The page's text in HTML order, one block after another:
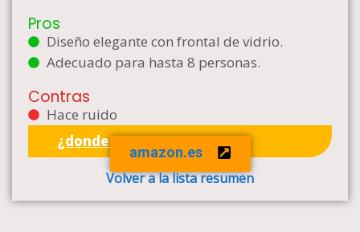
Pros
Diseño elegante con frontal de vidrio.
Adecuado para hasta 8 personas.
Contras
Hace ruido
¿donde comprar?
amazon.es
Volver a la lista resumen